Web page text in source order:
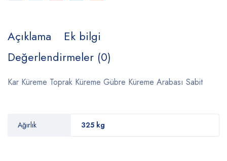
Açıklama
Ek bilgi
Değerlendirmeler (0)
Kar Küreme Toprak Küreme Gübre Küreme Arabası Sabit
Ağırlık 325 kg